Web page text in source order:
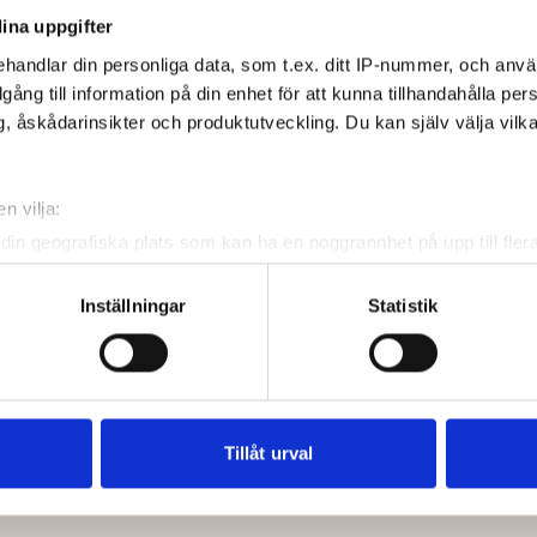
uppgifter
din personliga data, som t.ex. ditt IP-nummer, och
till information på din enhet för att kunna tillhandahålla
åskådarinsikter och produktutveckling. Du kan själv välja
vilja:
geografiska plats som kan ha en noggrannhet på upp till
att aktivt skanna den för specifika kännetecken
uppgifter behandlas och ställ in dina preferenser i
när som helst från cookie-förklaringen.
trafik. Vi vidarebefordrar även sådana identifierare och
och analysföretag som vi samarbetar med. Dessa kan i
Inställningar Statistik
Tillåt urval